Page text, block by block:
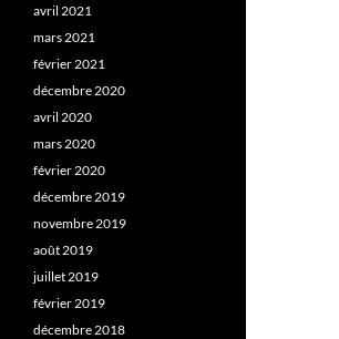
avril 2021
mars 2021
février 2021
décembre 2020
avril 2020
mars 2020
février 2020
décembre 2019
novembre 2019
août 2019
juillet 2019
février 2019
décembre 2018